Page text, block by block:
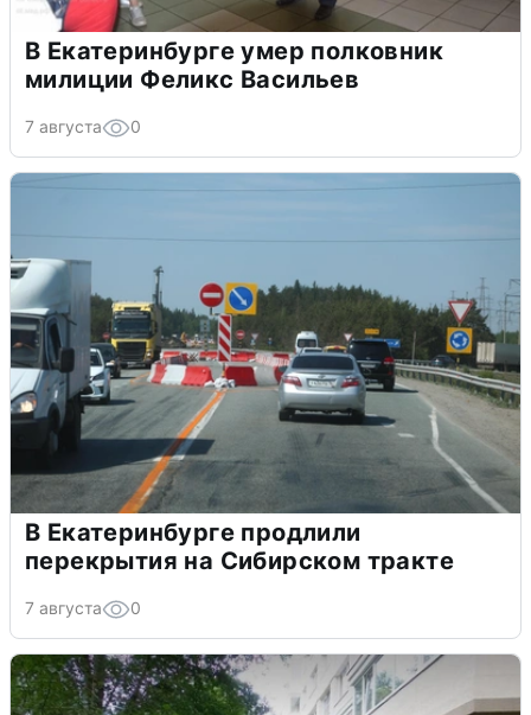
В Екатеринбурге умер полковник
милиции Феликс Васильев
7 августа 0
В Екатеринбурге продлили
перекрытия на Сибирском тракте
7 августа 0